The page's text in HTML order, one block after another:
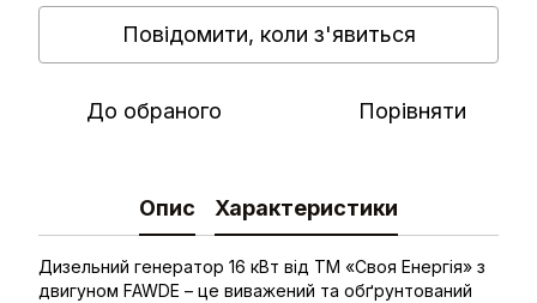
Повідомити, коли з'явиться
До обраного Порівняти
Опис Характеристики
Дизельний генератор 16 кВт від ТМ «Своя Енергія» з
двигуном FAWDE – це виважений та обґрунтований